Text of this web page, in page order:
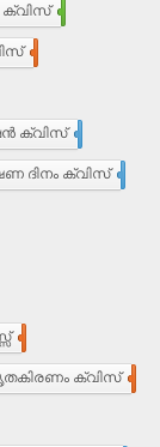
ക്വിസ്
ക്വിസ്
ദിനം ക്വിസ്
ക്വിസ്